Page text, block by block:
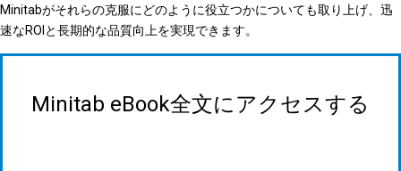
Minitabがそれらの克服にどのように役立つかについても取り上げ、迅
速なROIと長期的な品質向上を実現できます。
Minitab eBook全文にアクセスする